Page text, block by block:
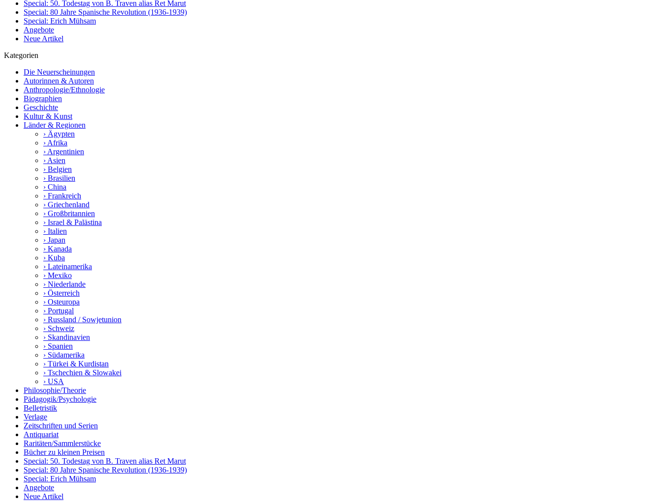
Special: 50. Todestag von B. Traven alias Ret Marut
Special: 80 Jahre Spanische Revolution (1936-1939)
Special: Erich Mühsam
Angebote
Neue Artikel
Kategorien
Die Neuerscheinungen
Autorinnen & Autoren
Anthropologie/Ethnologie
Biographien
Geschichte
Kultur & Kunst
Länder & Regionen
› Ägypten
› Afrika
› Argentinien
› Asien
› Belgien
› Brasilien
› China
› Frankreich
› Griechenland
› Großbritannien
› Israel & Palästina
› Italien
› Japan
› Kanada
› Kuba
› Lateinamerika
› Mexiko
› Niederlande
› Österreich
› Osteuropa
› Portugal
› Russland / Sowjetunion
› Schweiz
› Skandinavien
› Spanien
› Südamerika
› Türkei & Kurdistan
› Tschechien & Slowakei
› USA
Philosophie/Theorie
Pädagogik/Psychologie
Belletristik
Verlage
Zeitschriften und Serien
Antiquariat
Raritäten/Sammlerstücke
Bücher zu kleinen Preisen
Special: 50. Todestag von B. Traven alias Ret Marut
Special: 80 Jahre Spanische Revolution (1936-1939)
Special: Erich Mühsam
Angebote
Neue Artikel